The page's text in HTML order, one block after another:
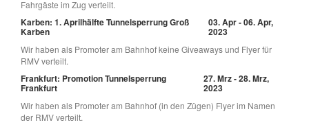
Fahrgäste im Zug verteilt.
Karben: 1. Aprilhälfte Tunnelsperrung Groß
Karben
03. Apr - 06. Apr,
2023
Wir haben als Promoter am Bahnhof keine Giveaways und Flyer für
RMV verteilt.
Frankfurt: Promotion Tunnelsperrung
Frankfurt
27. Mrz - 28. Mrz,
2023
Wir haben als Promoter am Bahnhof (in den Zügen) Flyer im Namen
der RMV verteilt.